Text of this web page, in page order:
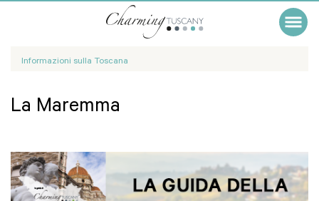
Informazioni sulla Toscana
La Maremma